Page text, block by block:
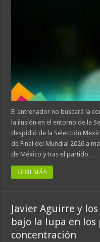
El entrenador no buscará la
la ilusión en el entorno de la
despidió de la Selección
de Final del Mundial 2026 a
de México y tras el partido …
LEER MÁS
Javier Aguirre y
bajo la lupa en los
concentración